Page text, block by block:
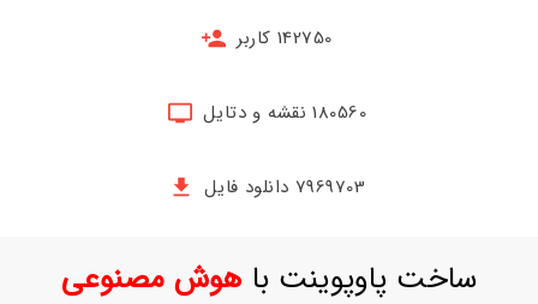
حساب
142750 کاربر
180560 نقشه و دتایل
7969703 دانلود فایل
ساخت پاوپوینت باهوش مصنوعی